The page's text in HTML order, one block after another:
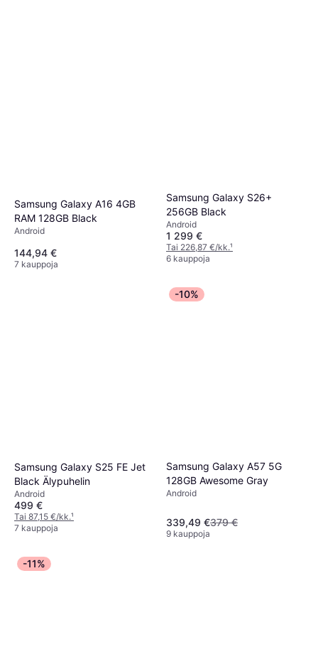
Samsung Galaxy A16 4GB
RAM 128GB Black
Android
144,94 €
7 kauppoja
Samsung Galaxy S26+
256GB Black
Android
1 299 €
Tai 226,87 €/kk.¹
6 kauppoja
Samsung Galaxy S25 FE Jet
Black Älypuhelin
Android
499 €
Tai 87,15 €/kk.¹
7 kauppoja
-10%
Samsung Galaxy A57 5G
128GB Awesome Gray
Android
339,49 €379 €
9 kauppoja
-11%